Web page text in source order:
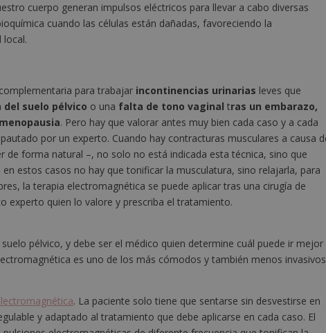
cuerpo generan impulsos eléctricos para llevar a cabo diversas
cuando las células están dañadas, favoreciendo la
local.
para trabajar incontinencias urinarias leves que
suelo pélvico o una falta de tono vaginal tras un embarazo,
. Pero hay que valorar antes muy bien cada caso y a cada
por un experto. Cuando hay contracturas musculares a causa
de forma natural –, no solo no está indicada esta técnica, sino que
estos casos no hay que tonificar la musculatura, sino relajarla, para
la terapia electromagnética se puede aplicar tras una cirugía de
experto quien lo valore y prescriba el tratamiento.
pélvico, y debe ser el médico quien determine cuál puede ir mejor
es uno de los más cómodos y también menos
. La paciente solo tiene que sentarse sin desvestirse en
y adaptado al tratamiento que debe aplicarse en cada caso. El